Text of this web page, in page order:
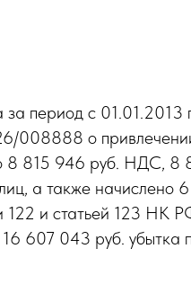
период с
о привлечении
8 815 946 руб. НДС, 8
а также начислено
122 и статьей 123 НК
607 043 руб. убытка